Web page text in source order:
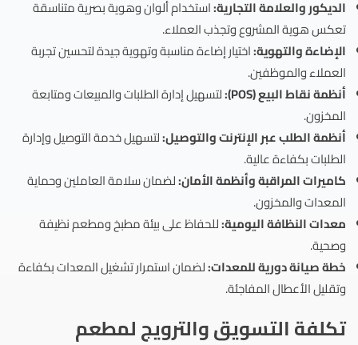
الديكور والعلامة التجارية:استخدام ألوان وهوية بصرية متناسقة
تعكس هوية المشروع وتجذب العملاء.
الإضاءة والتهوية:اختيار إضاءة مناسبة وتهوية جيدة لتحسين تجربة
العملاء والموظفين.
أنظمة نقاط البيع (POS):
لتسهيل إدارة الطلبات والمبيعات ومتابعة
المخزون.
أنظمة الطلب عبر الإنترنت والتوصيل:لتسهيل خدمة التوصيل وإدارة
الطلبات بكفاءة عالية.
كاميرات المراقبة وأنظمة الأمان:لضمان سلامة العاملين وحماية
المعدات والمخزون.
معدات النظافة اليومية:للحفاظ على بيئة مطبخ ومطعم نظيفة
وصحية.
خطة صيانة دورية للمعدات:لضمان استمرار تشغيل المعدات بكفاءة
وتقليل الأعطال المفاجئة.
تكلفة التسويق والترويج لمطعم